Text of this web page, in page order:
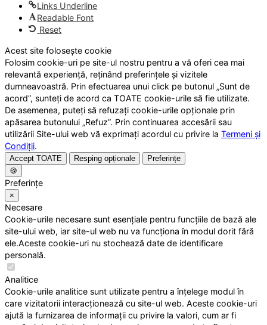
Links Underline
Readable Font
Reset
Acest site folosește cookie
Folosim cookie-uri pe site-ul nostru pentru a vă oferi cea mai
relevantă experiență, reținând preferințele și vizitele
dumneavoastră. Prin efectuarea unui click pe butonul „Sunt de
acord”, sunteți de acord ca TOATE cookie-urile să fie utilizate.
De asemenea, puteți să refuzați cookie-urile opționale prin
apăsarea butonului „Refuz”. Prin continuarea accesării sau
utilizării Site-ului web vă exprimați acordul cu privire la Termeni și
Condiții.
Accept TOATE Resping opționale
Preferințe
🍪
Preferințe
×
Necesare
Cookie-urile necesare sunt esențiale pentru funcțiile de bază ale
site-ului web, iar site-ul web nu va funcționa în modul dorit fără
ele.Aceste cookie-uri nu stochează date de identificare
personală.
Analitice
Cookie-urile analitice sunt utilizate pentru a înțelege modul în
care vizitatorii interacționează cu site-ul web. Aceste cookie-uri
ajută la furnizarea de informații cu privire la valori, cum ar fi